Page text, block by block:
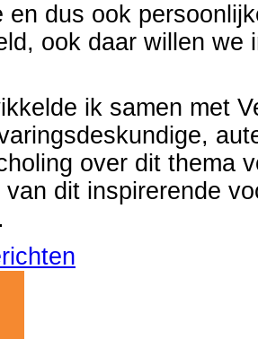
en dus ook
ook daar willen
ik samen met
over dit thema
van dit inspirerende